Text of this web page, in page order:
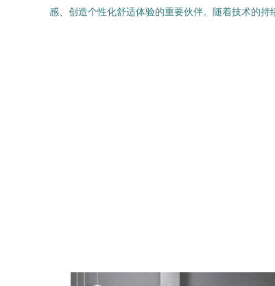
感、创造个性化舒适体验的重要伙伴。随着技术的